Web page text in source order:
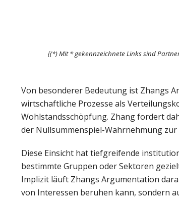
[(*) Mit * gekennzeichnete Links sind
Von besonderer Bedeutung ist Zhangs
wirtschaftliche Prozesse als
Wohlstandsschöpfung. Zhang fordert
der Nullsummenspiel-Wahrnehmung zur
Diese Einsicht hat tiefgreifende
bestimmte Gruppen oder Sektoren
Implizit läuft Zhangs Argumentation
von Interessen beruhen kann, sondern